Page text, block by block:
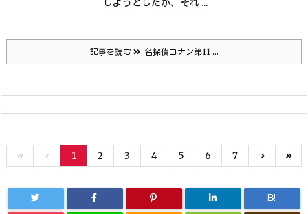
しようとしたが、それ ...
記事を読む 名探偵コナン第11 ...
« ‹ 1 2 3 4 5 6 7 › »
B!